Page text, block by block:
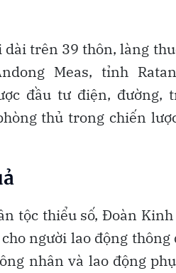
trên 39 thôn, làng
Meas, tỉnh
đầu tư điện, đường,
thủ trong chiến
tộc thiểu số, Đoàn
người lao động
nhân và lao động